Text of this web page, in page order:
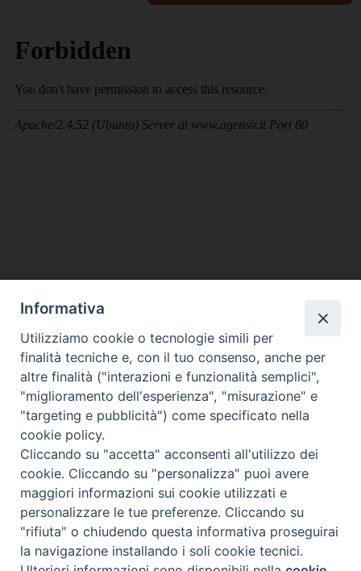
DIOCESI SUBURBICARIA DI ALBANO
Contatti:Tel.: 06.93268401 - Fax.: 06.9323844
E-mail:curia@diocesidialbano.it
Orari: dal Lunedì al Venerdì Ore: 9:00 - 13:00
Lunedì, Mercoledì e Venerdì, Ore 9:30 - 12:30
Diocesi Suburbicaria di Albano
Copyright © 2021
Informativa
Utilizziamo cookie o tecnologie simili per
finalità tecniche e, con il tuo consenso, anche per
altre finalità ("interazioni e funzionalità semplici",
"miglioramento dell'esperienza", "misurazione" e
"targeting e pubblicità") come specificato nella
cookie policy.
Cliccando su "accetta" acconsenti all'utilizzo dei
cookie. Cliccando su "personalizza" puoi avere
maggiori informazioni sui cookie utilizzati e
personalizzare le tue preferenze. Cliccando su
"rifiuta" o chiudendo questa informativa proseguirai
la navigazione installando i soli cookie tecnici.